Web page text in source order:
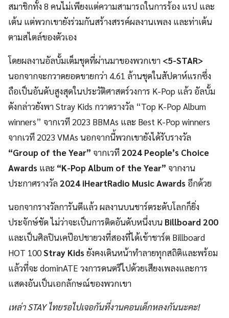
สมาชิกทั้ง 8 คนไม่เพียงแต่ความสามารถในการร้อง แรป และ
เต้น แต่พวกเขายังร่วมกันสร้างสรรค์ผลงานเพลง และท่าเต้น
ตามสไตล์ของตัวเอง
โดยผลงานอัลบั้มเต็มชุดที่ผ่านมาของพวกเขา <5-STAR>
นอกจากจะกวาดยอดขายกว่า 4.61 ล้านชุดในสัปดาห์แรกซึ่ง
ถือเป็นอันดับสูงสุดในประวัติศาสตร์วงการ K-Pop แล้ว อัลบั้ม
ดังกล่าวยังพา Stray Kids กวาดรางวัล “Top K-Pop Album
winners” จากเวที 2023 BBMAs และ Best K-Pop winners
จากเวที 2023 VMAs นอกจากนี้พวกเขายังได้รับรางวัล
“Group of the Year” จากเวที 2024 People’s Choice
Awards และ “K-Pop Album of the Year” จากงาน
ประกาศรางวัล 2024 iHeartRadio Music Awards อีกด้วย
นอกจากรางวัลการันตีแล้ว ผลงานบนชาร์ตระดับโลกก็ยิ่ง
ประจักษ์ชัด ไม่ว่าจะเป็นการติดอันดับหนึ่งบน Billboard 200
และเป็นศิลปินเคป๊อปชายวงที่สองที่ได้เข้าชาร์ต Billboard
HOT 100Stray Kidsยังคงเดินหน้าทำลายทุกสถิติและพร้อม
แล้วที่จะ dominATE วงการดนตรีไปด้วยเสียงเพลงและการ
แสดงอันเป็นเอกลักษณ์ของพวกเขา
เหล่า STAY ไทยรอไปเจอกันที่งานคอนเด็กหลงกันนะคะ!